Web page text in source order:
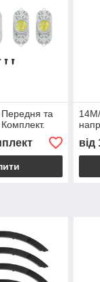
та
від